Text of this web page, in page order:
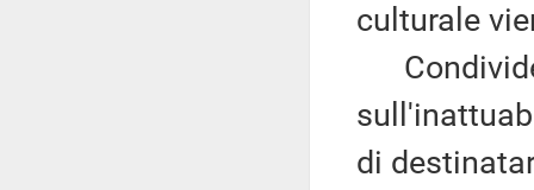
culturale
di